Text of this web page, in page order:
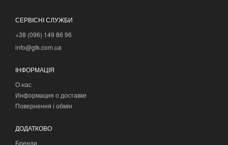
СЕРВІСНІ СЛУЖБИ
+38 (096) 149 86 96
info@gtk.com.ua
ІНФОРМАЦІЯ
О нас
Информация о доставке
Повернення і обмін
ДОДАТКОВО
Бренди